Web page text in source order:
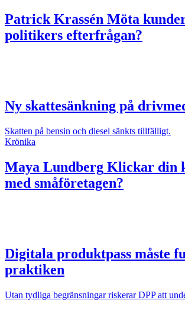
Patrick Krassén Möta
politikers efterfrågan?
Ny skattesänkning på
Skatten på bensin och diesel sänkts tillfälligt.
Krönika
Maya Lundberg Klickar din
med småföretagen?
Digitala produktpass måste
praktiken
Utan tydliga begränsningar riskerar DPP att